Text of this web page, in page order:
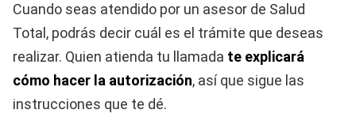
Cuando seas atendido por un asesor de Salud
Total, podrás decir cuál es el trámite que deseas
realizar. Quien atienda tu llamada te explicará
cómo hacer la autorización, así que sigue las
instrucciones que te dé.